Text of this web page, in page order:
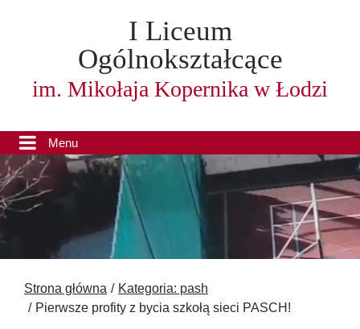
I Liceum
Ogólnokształcące
im. Mikołaja Kopernika w Łodzi
Menu
Strona główna
Kategoria: pash
Pierwsze profity z bycia szkołą sieci PASCH!